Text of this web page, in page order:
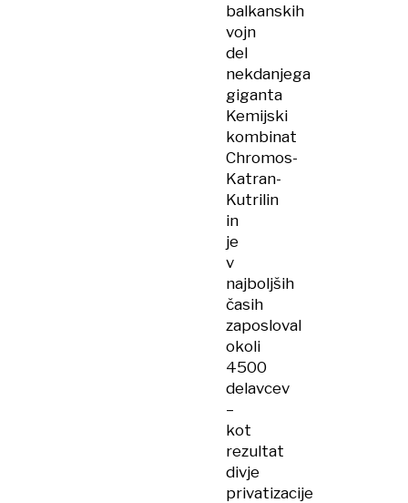
balkanskih
vojn
del
nekdanjega
giganta
Kemijski
kombinat
Chromos-
Katran-
Kutrilin
in
je
v
najboljših
časih
zaposloval
okoli
4500
delavcev
–
kot
rezultat
divje
privatizacije